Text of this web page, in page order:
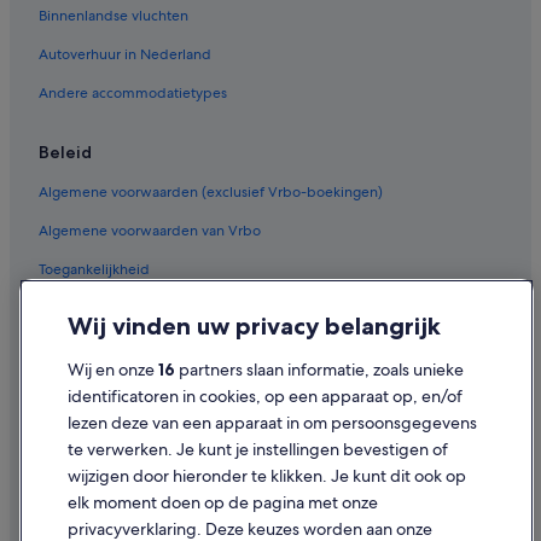
Autoverhuurders in Botswana
Alamo Rent A Car-autoverhuur in Botswana
Budget-autoverhuur in Botswana
Hertz-autoverhuur in Botswana
Thrifty Car Rental-autoverhuur in Botswana
Avis-autoverhuur in Botswana
Dollar Rent A Car-autoverhuur in Botswana
Fox Rental Cars-autoverhuur in Botswana
Payless-autoverhuur in Botswana
Europcar-autoverhuur in Botswana
Vind andere autocategorieën in Botswana
Mini-autoverhuur in Botswana
Economy-autoverhuur in Botswana
Compact-autoverhuur in Botswana
Binnenlandse vluchten
Autoverhuur in Nederland
Andere accommodatietypes
Beleid
Algemene voorwaarden (exclusief Vrbo-boekingen)
Algemene voorwaarden van Vrbo
Toegankelijkheid
Gebruiksvoorwaarden
Juridische informatie/Contact
Inhoudsrichtlijnen en inhoud rapporteren
Hulp
Wij vinden uw privacy belangrijk
Wij en onze16 partners slaan informatie, zoals unieke
identificatoren in cookies, op een apparaat op, en/of
lezen deze van een apparaat in om persoonsgegevens
te verwerken. Je kunt je instellingen bevestigen of
wijzigen door hieronder te klikken. Je kunt dit ook op
elk moment doen op de pagina met onze
privacyverklaring. Deze keuzes worden aan onze